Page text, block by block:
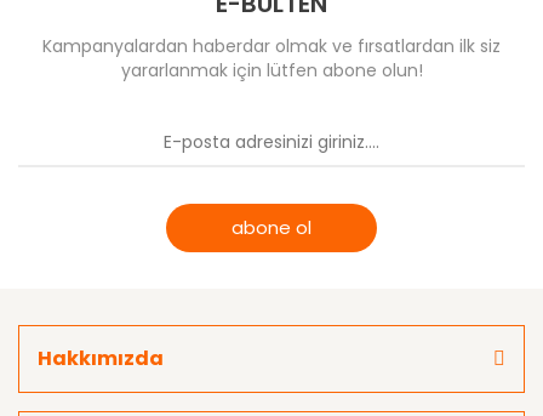
Kampanyalardan haberdar olmak ve fırsatlardan ilk siz
yararlanmak için lütfen abone olun!
abone ol
Hakkımızda